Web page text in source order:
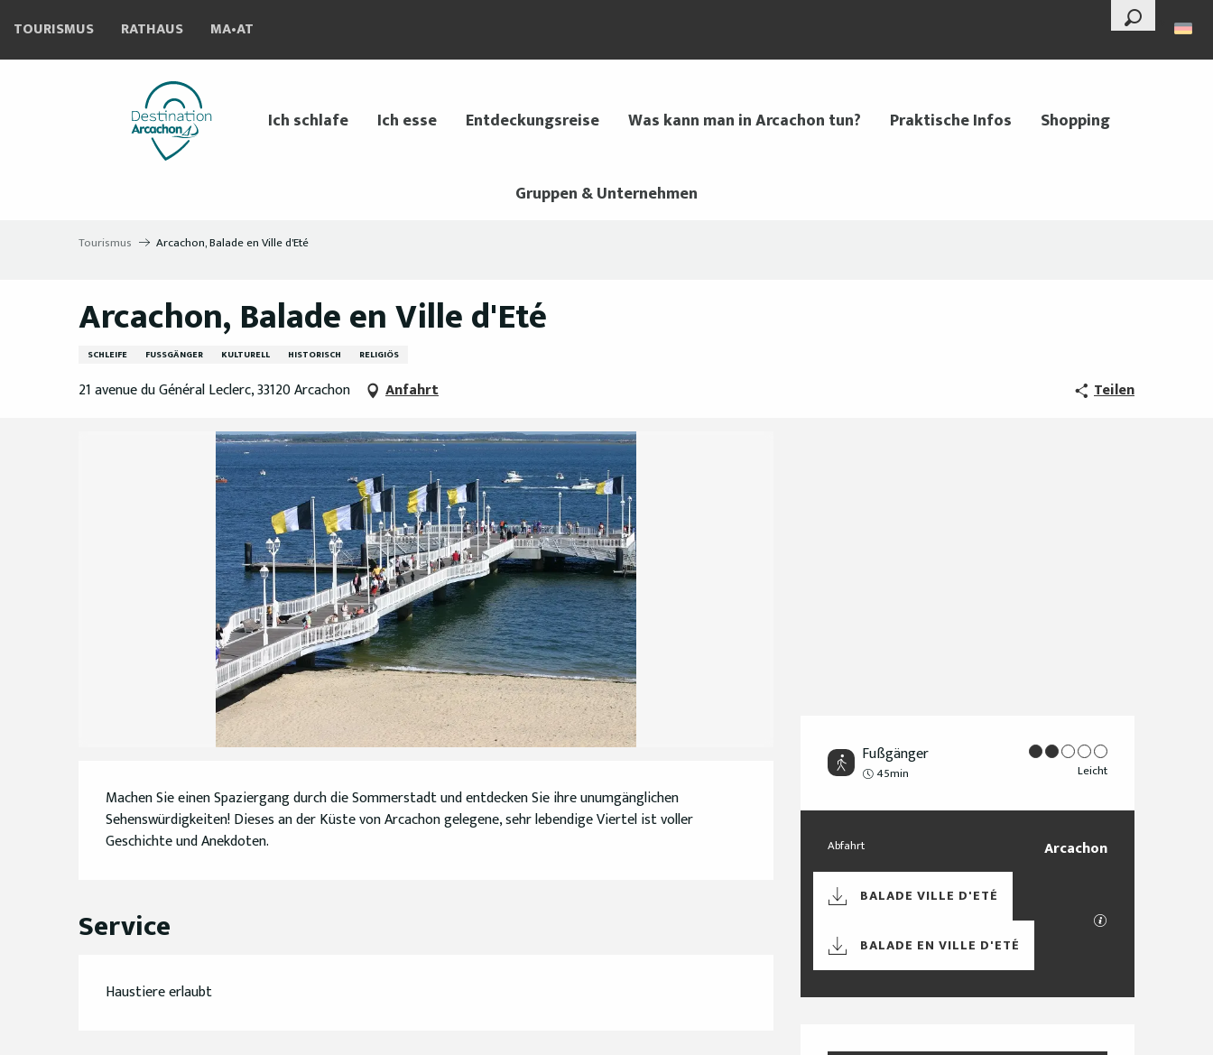
contenu
--°
Suche
TOURISMUS RATHAUS MA•AT
Ich schlafe Ich esse Entdeckungsreise Was kann man in Arcachon tun? Praktische Infos Shopping
Gruppen & Unternehmen
Tourismus Arcachon, Balade en Ville d'Eté
Arcachon, Balade en Ville d'Eté
SCHLEIFE FUSSGÄNGER KULTURELL HISTORISCH RELIGIÖS
21 avenue du Général Leclerc, 33120 Arcachon Anfahrt Teilen
Fußgänger
45min Leicht
Praktische
Abfahrt Arcachon
Dokumentation
BALADE VILLE D'ETÉ
BALADE EN VILLE D'ETÉ
Mit GPX / KML-
Beschreibung
Machen Sie einen Spaziergang durch die Sommerstadt und entdecken Sie ihre unumgänglichen
Sehenswürdigkeiten! Dieses an der Küste von Arcachon gelegene, sehr lebendige Viertel ist voller
Geschichte und Anekdoten.
Service
Haustiere erlaubt